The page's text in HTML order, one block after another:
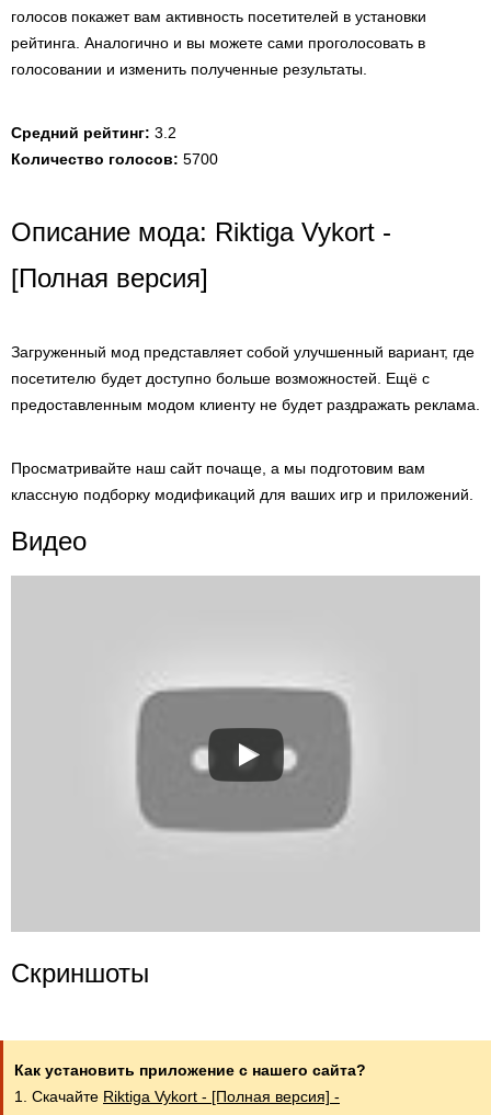
голосов покажет вам активность посетителей в установки
рейтинга. Аналогично и вы можете сами проголосовать в
голосовании и изменить полученные результаты.
Средний рейтинг: 3.2
Количество голосов: 5700
Описание мода: Riktiga Vykort -
[Полная версия]
Загруженный мод представляет собой улучшенный вариант, где
посетителю будет доступно больше возможностей. Ещё с
предоставленным модом клиенту не будет раздражать реклама.
Просматривайте наш сайт почаще, а мы подготовим вам
классную подборку модификаций для ваших игр и приложений.
Видео
Скриншоты
Как установить приложение с нашего сайта?
1. Скачайте Riktiga Vykort - [Полная версия] -